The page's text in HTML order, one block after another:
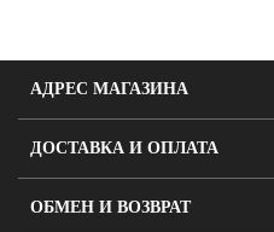
АДРЕС МАГАЗИНА
ДОСТАВКА И ОПЛАТА
ОБМЕН И ВОЗВРАТ